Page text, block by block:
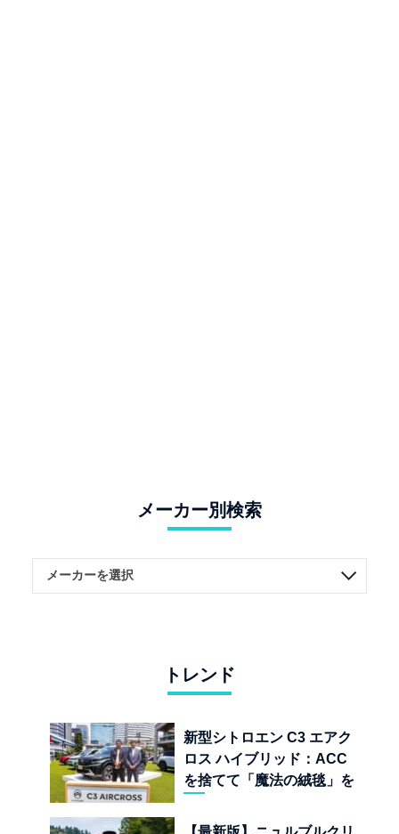
メーカー別検索
トレンド
新型シトロエン C3 エアク
ロス ハイブリッド：ACC
を捨てて「魔法の絨毯」を
児